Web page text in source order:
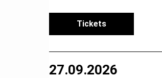
Tickets
27.09.2026